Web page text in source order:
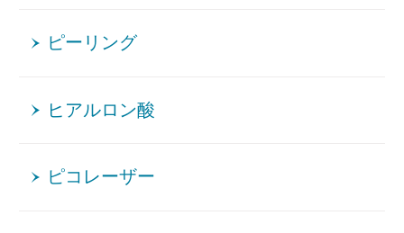
ピーリング
ヒアルロン酸
ピコレーザー